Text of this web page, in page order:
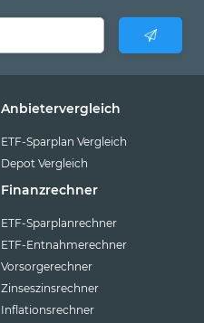
Anbietervergleich
ETF-Sparplan Vergleich
Depot Vergleich
Finanzrechner
ETF-Sparplanrechner
ETF-Entnahmerechner
Vorsorgerechner
Zinseszinsrechner
Inflationsrechner